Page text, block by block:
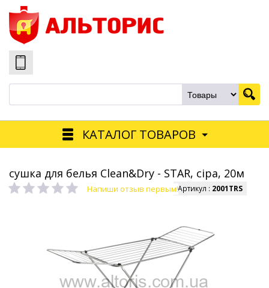
КАТАЛОГ ТОВАРОВ
сушка для белья Clean&Dry - STAR, сіра, 20м
Напиши отзыв первым!Артикул : 2001TRS